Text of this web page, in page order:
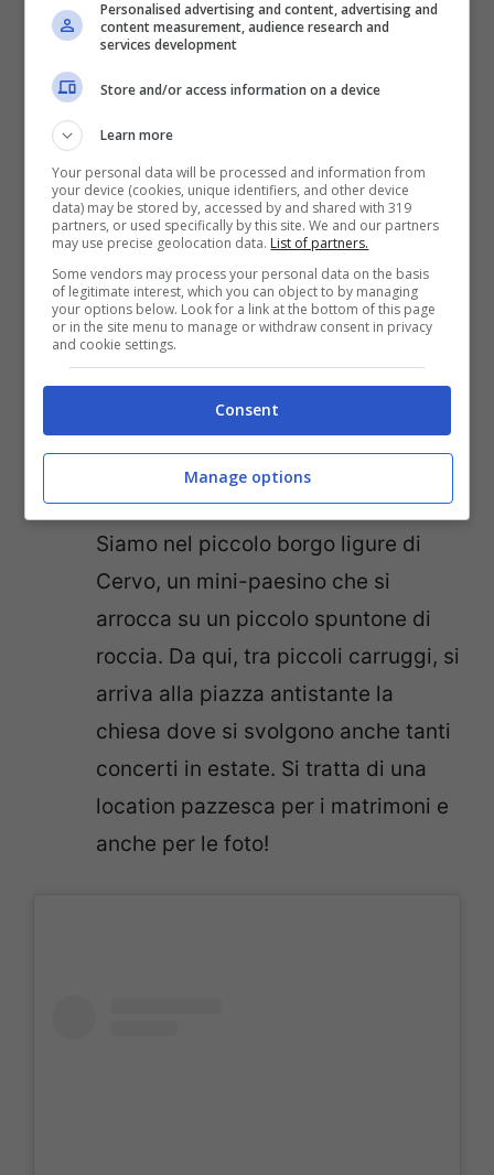
Visualizza questo post su Instagram
Un post condiviso da Roberto Fici (@robertofici)
Cervo, Diano Marina– Sempre in
provincia di Imperia si trova una
chiesa in cima ad un piccolo
promontorio che si tuffa sul mare.
Siamo nel piccolo borgo ligure di
Cervo, un mini-paesino che si
arrocca su un piccolo spuntone di
roccia. Da qui, tra piccoli carruggi, si
arriva alla piazza antistante la
chiesa dove si svolgono anche tanti
concerti in estate. Si tratta di una
location pazzesca per i matrimoni e
anche per le foto!
Personalised advertising and content, advertising and
content measurement, audience research and
services development
Store and/or access information on a device
Learn more
Your personal data will be processed and information from
your device (cookies, unique identifiers, and other device
data) may be stored by, accessed by and shared with 319
partners, or used specifically by this site. We and our partners
may use precise geolocation data. List of partners.
Some vendors may process your personal data on the basis
of legitimate interest, which you can object to by managing
your options below. Look for a link at the bottom of this page
or in the site menu to manage or withdraw consent in privacy
and cookie settings.
Consent
Manage options